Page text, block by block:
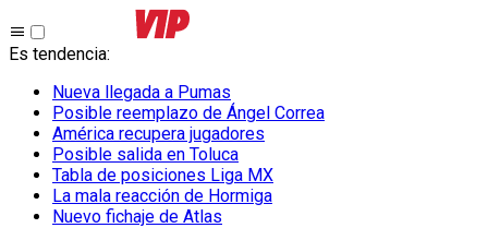
Es tendencia:
Nueva llegada a Pumas
Posible reemplazo de Ángel Correa
América recupera jugadores
Posible salida en Toluca
Tabla de posiciones Liga MX
La mala reacción de Hormiga
Nuevo fichaje de Atlas